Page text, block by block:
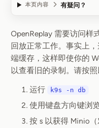
本页内容 有疑问？
清除缓存
OpenReplay 需要访问样
回放正常工作。事实上
端缓存，这样即使你的
以查看旧的录制。请按照
运行 k9s -n db
使用键盘方向键浏
按 s 以获得 Minio